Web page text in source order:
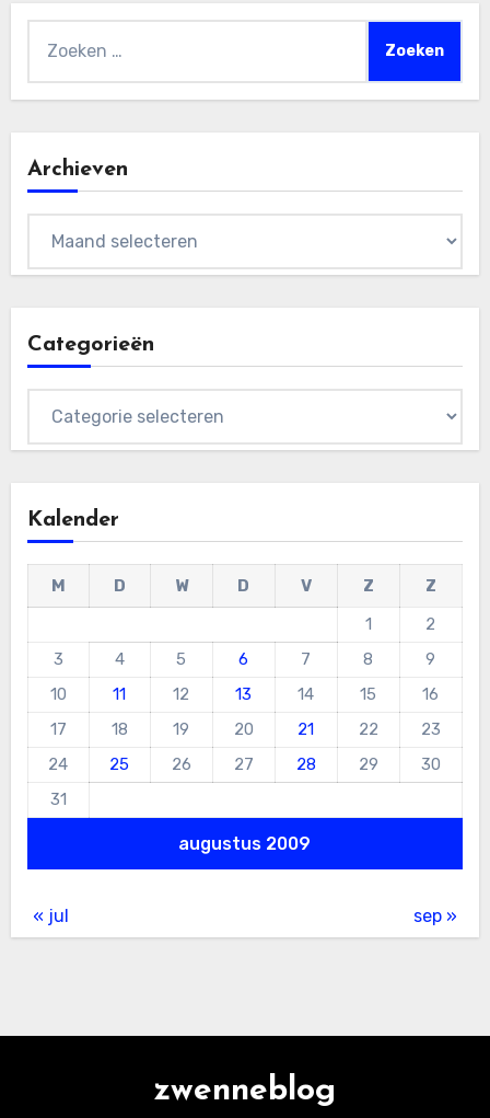
Archieven
Categorieën
Kalender
augustus 2009
M D W D V Z
Z
1
2
3
4 5 6 7 8
9
10
11 12 13 14 15
16
17
18 19 20 21 22
23
24
25 26 27 28 29
30
31
« jul sep »
zwenneblog